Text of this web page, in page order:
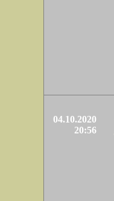
04.10.2020
20:56